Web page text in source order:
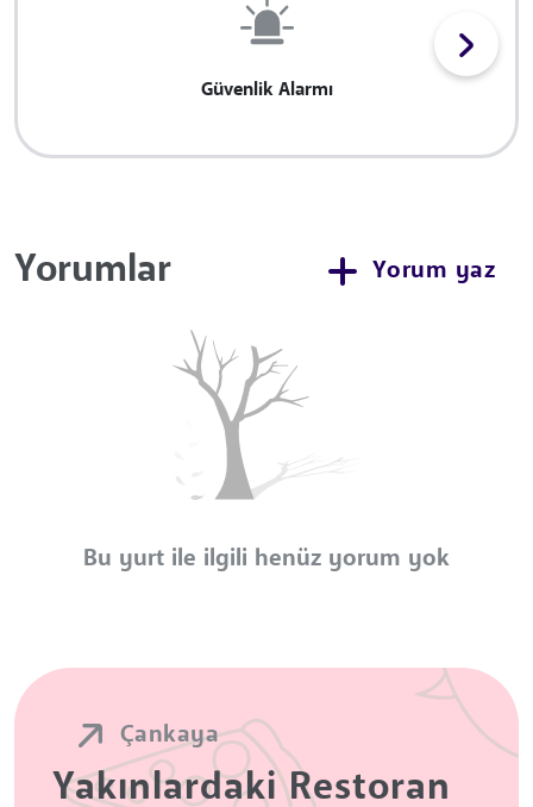
Güvenlik Alarmı
Yorumlar Yorum yaz
Bu yurt ile ilgili henüz yorum yok
Çankaya
Yakınlardaki Restoran